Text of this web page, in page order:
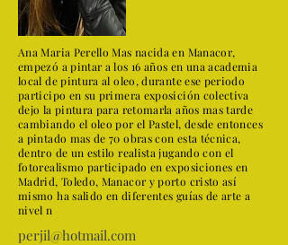
Ana Maria Perello Mas nacida en Manacor,
empezó a pintar a los 16 años en una academia
local de pintura al oleo, durante ese periodo
participo en su primera exposición colectiva
dejo la pintura para retomarla años mas tarde
cambiando el oleo por el Pastel, desde entonces
a pintado mas de 70 obras con esta técnica,
dentro de un estilo realista jugando con el
fotorealismo participado en exposiciones en
Madrid, Toledo, Manacor y porto cristo así
mismo ha salido en diferentes guías de arte a
nivel n
perjil@hotmail.com